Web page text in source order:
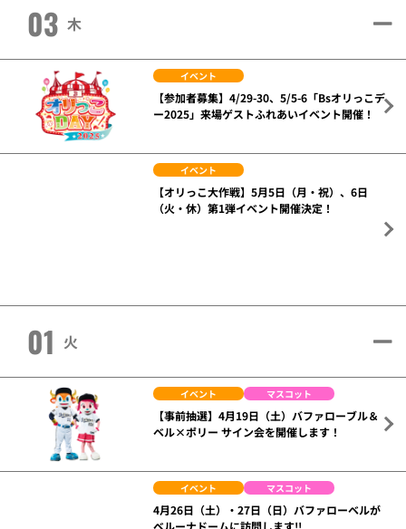
03 木
イベント
【参加者募集】4/29-30、5/5-6「Bsオリっこデ
ー2025」来場ゲストふれあいイベント開催！
イベント
【オリっこ大作戦】5月5日（月・祝）、6日
（火・休）第1弾イベント開催決定！
イベント マスコット
イベント マスコット